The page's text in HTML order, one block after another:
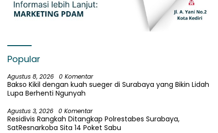
Popular
Agustus 8, 2026 0 Komentar
Bakso Kikil dengan kuah sueger di Surabaya yang Bikin Lidah
Lupa Berhenti Ngunyah
Agustus 3, 2026 0 Komentar
Residivis Rangkah Ditangkap Polrestabes Surabaya,
SatResnarkoba Sita 14 Poket Sabu